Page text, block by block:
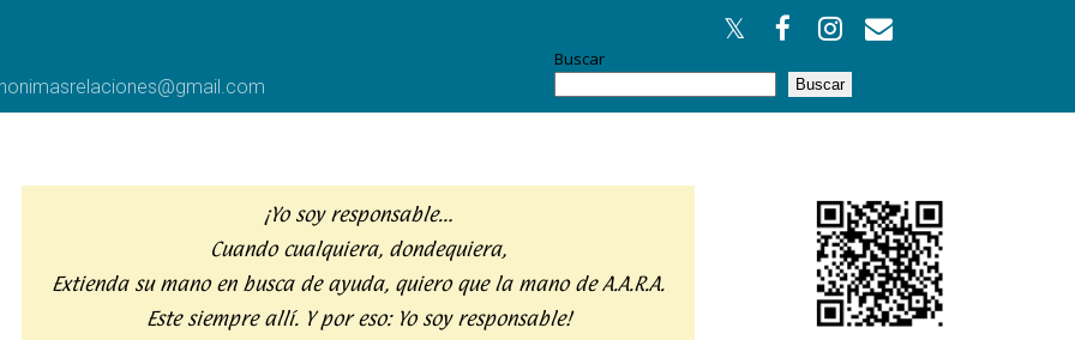
Buscar
Buscar
¡Yo soy responsable…
Cuando cualquiera, dondequiera,
Extienda su mano en busca de ayuda, quiero que la mano de A.A.R.A.
Este siempre allí. Y por eso: Yo soy responsable!